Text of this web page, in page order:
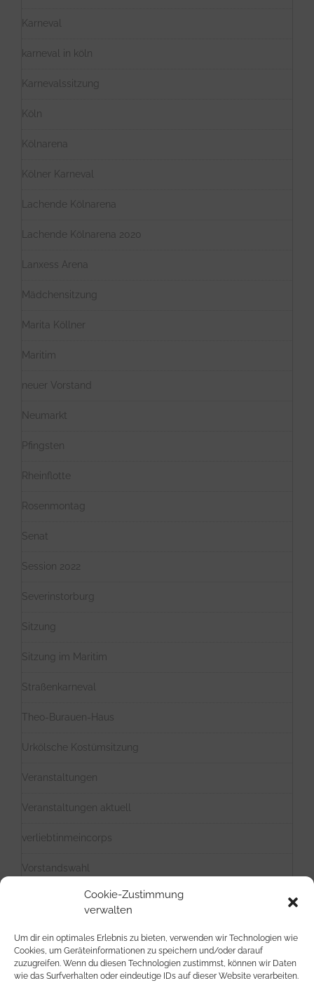
Cookie-Zustimmung
verwalten
Um dir ein optimales Erlebnis zu bieten, verwenden wir Technologien wie
Cookies, um Geräteinformationen zu speichern und/oder darauf
zuzugreifen. Wenn du diesen Technologien zustimmst, können wir Daten
wie das Surfverhalten oder eindeutige IDs auf dieser Website verarbeiten.
Karneval
karneval in köln
Karnevalssitzung
Köln
Kölnarena
Kölner Karneval
Lachende Kölnarena
Lachende Kölnarena 2020
Lanxess Arena
Mädchensitzung
Marita Köllner
Maritim
neuer Vorstand
Neumarkt
Pfingsten
Rheinflotte
Rosenmontag
Senat
Session 2022
Severinstorburg
Sitzung
Sitzung im Maritim
Straßenkarneval
Theo-Burauen-Haus
Urkölsche Kostümsitzung
Veranstaltungen
Veranstaltungen aktuell
verliebtinmeincorps
Vorstandswahl
Weiberfastnacht
Zusammenschluss